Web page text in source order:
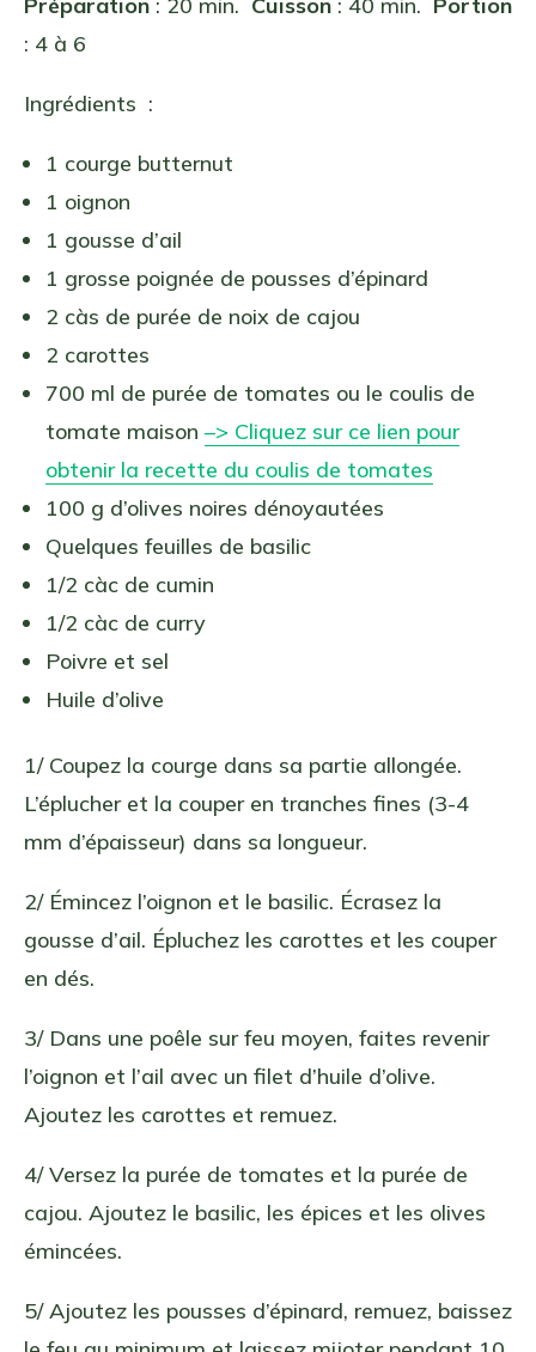
Préparation : 20 min. Cuisson : 40 min. Portion
: 4 à 6
Ingrédients :
1 courge butternut
1 oignon
1 gousse d’ail
1 grosse poignée de pousses d’épinard
2 càs de purée de noix de cajou
2 carottes
700 ml de purée de tomates ou le coulis de
tomate maison –> Cliquez sur ce lien pour
obtenir la recette du coulis de tomates
100 g d’olives noires dénoyautées
Quelques feuilles de basilic
1/2 càc de cumin
1/2 càc de curry
Poivre et sel
Huile d’olive
1/ Coupez la courge dans sa partie allongée.
L’éplucher et la couper en tranches fines (3-4
mm d’épaisseur) dans sa longueur.
2/ Émincez l’oignon et le basilic. Écrasez la
gousse d’ail. Épluchez les carottes et les couper
en dés.
3/ Dans une poêle sur feu moyen, faites revenir
l’oignon et l’ail avec un filet d’huile d’olive.
Ajoutez les carottes et remuez.
4/ Versez la purée de tomates et la purée de
cajou. Ajoutez le basilic, les épices et les olives
émincées.
5/ Ajoutez les pousses d’épinard, remuez, baissez